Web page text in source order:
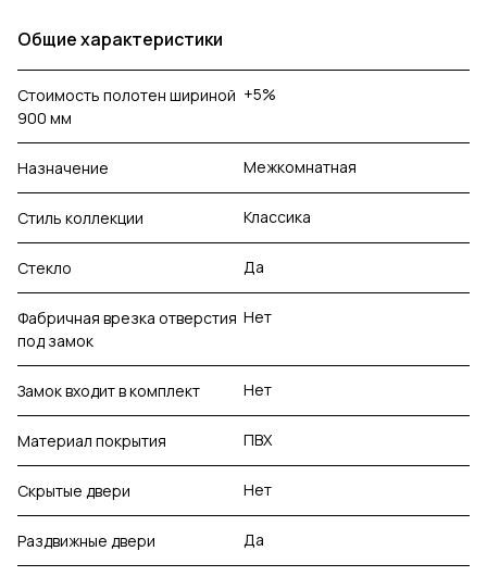
Общие характеристики
Стоимость полотен шириной
900 мм
+5%
Назначение Межкомнатная
Стиль коллекции Классика
Стекло Да
Фабричная врезка отверстия
под замок
Нет
Замок входит в комплект Нет
Материал покрытия ПВХ
Скрытые двери Нет
Раздвижные двери Да